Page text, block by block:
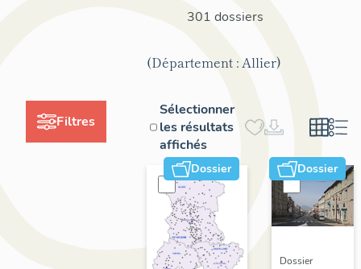
Filtres
301 dossiers
(Département : Allier)
Sélectionner
les résultats
affichés
Dossier Dossier
Dossier